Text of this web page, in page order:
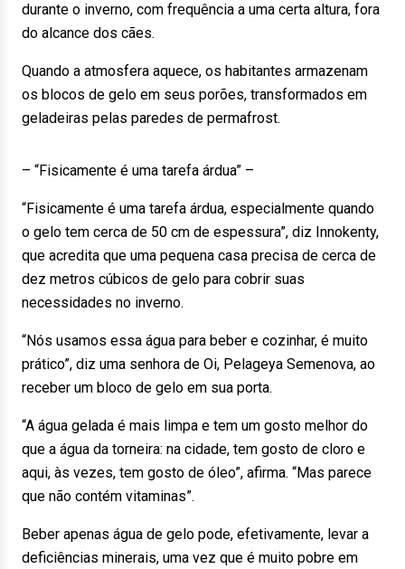
durante o inverno, com frequência a uma certa altura, fora
do alcance dos cães.
Quando a atmosfera aquece, os habitantes armazenam
os blocos de gelo em seus porões, transformados em
geladeiras pelas paredes de permafrost.
– “Fisicamente é uma tarefa árdua” –
“Fisicamente é uma tarefa árdua, especialmente quando
o gelo tem cerca de 50 cm de espessura”, diz Innokenty,
que acredita que uma pequena casa precisa de cerca de
dez metros cúbicos de gelo para cobrir suas
necessidades no inverno.
“Nós usamos essa água para beber e cozinhar, é muito
prático”, diz uma senhora de Oi, Pelageya Semenova, ao
receber um bloco de gelo em sua porta.
“A água gelada é mais limpa e tem um gosto melhor do
que a água da torneira: na cidade, tem gosto de cloro e
aqui, às vezes, tem gosto de óleo”, afirma. “Mas parece
que não contém vitaminas”.
Beber apenas água de gelo pode, efetivamente, levar a
deficiências minerais, uma vez que é muito pobre em